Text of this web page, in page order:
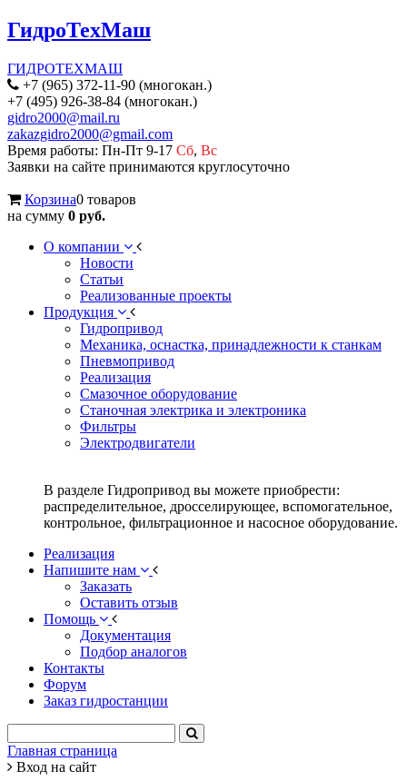
ГидроТехМаш
ГИДРОТЕХМАШ
+7 (965) 372-11-90 (многокан.)
+7 (495) 926-38-84 (многокан.)
gidro2000@mail.ru
zakazgidro2000@gmail.com
Время работы: Пн-Пт 9-17 Сб, Вс
Заявки на сайте принимаются круглосуточно
Корзина0 товаров
на сумму 0 руб.
О компании
Новости
Статьи
Реализованные проекты
Продукция
Гидропривод
Механика, оснастка, принадлежности к станкам
Пневмопривод
Реализация
Смазочное оборудование
Станочная электрика и электроника
Фильтры
Электродвигатели
В разделе Гидропривод вы можете приобрести:
распределительное, дросселирующее, вспомогательное,
контрольное, фильтрационное и насосное оборудование.
Реализация
Напишите нам
Заказать
Оставить отзыв
Помощь
Документация
Подбор аналогов
Контакты
Форум
Заказ гидростанции
Главная страница
Вход на сайт